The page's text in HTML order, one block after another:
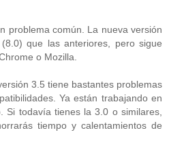
problema común. La nueva versión
que las anteriores, pero sigue
o Mozilla.
3.5 tiene bastantes problemas
Ya están trabajando en
Si todavía tienes la 3.0 o similares,
tiempo y calentamientos de